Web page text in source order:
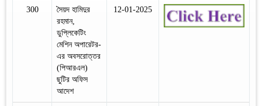
300
সৈয়দ হামিদুর
রহমান,
ডুপ্লিকেটিং
মেশিন অপারেটর-
এর অবসরোত্তর
(পিআরএল)
ছুটির অফিস
আদেশ
12-01-2025